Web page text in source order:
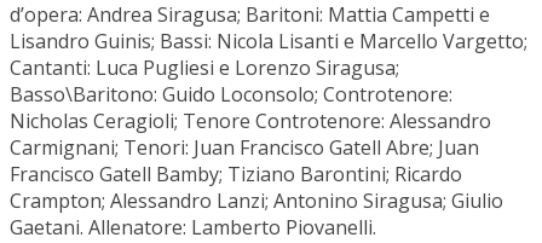
d’opera: Andrea Siragusa; Baritoni: Mattia Campetti e
Lisandro Guinis; Bassi: Nicola Lisanti e Marcello Vargetto;
Cantanti: Luca Pugliesi e Lorenzo Siragusa;
Basso\Baritono: Guido Loconsolo; Controtenore:
Nicholas Ceragioli; Tenore Controtenore: Alessandro
Carmignani; Tenori: Juan Francisco Gatell Abre; Juan
Francisco Gatell Bamby; Tiziano Barontini; Ricardo
Crampton; Alessandro Lanzi; Antonino Siragusa; Giulio
Gaetani. Allenatore: Lamberto Piovanelli.